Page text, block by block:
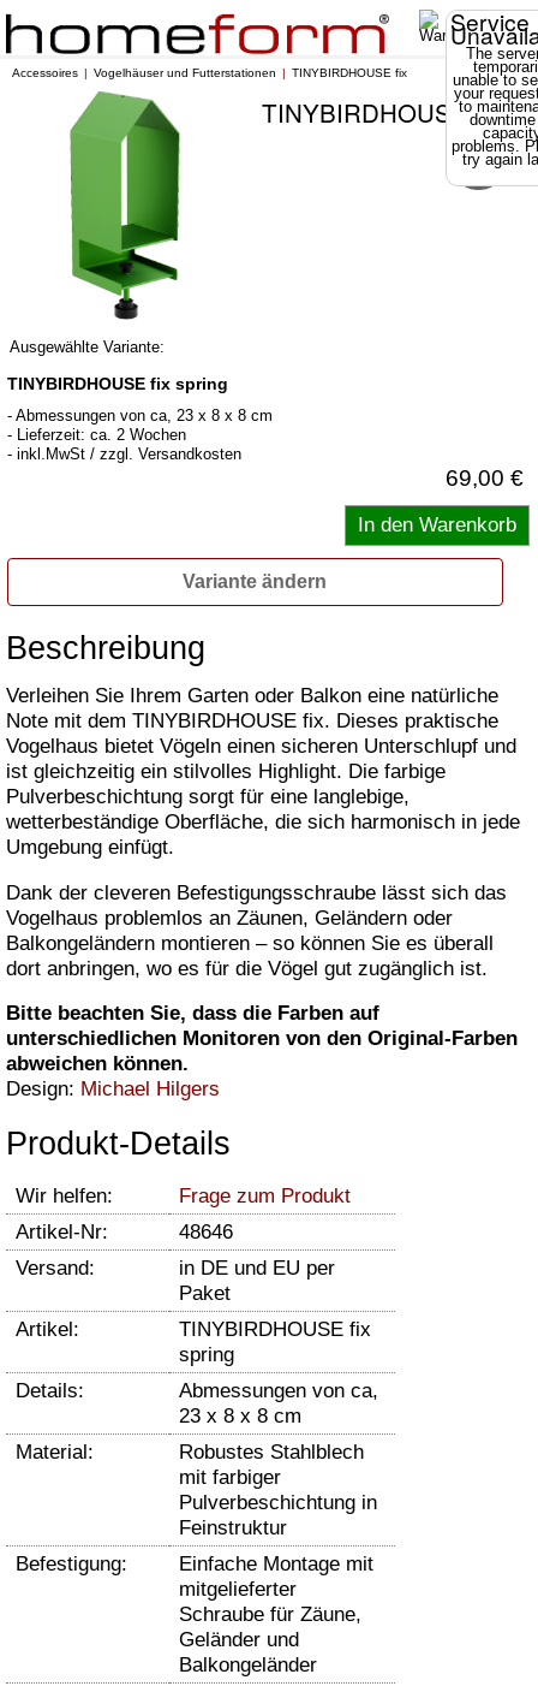
Service
The
unable to
your
to
problems.
try again
Accessoires Vogelhäuser und Futterstationen TINYBIRDHOUSE fix
TINYBIRDHOUSE fix
Ausgewählte Variante:
TINYBIRDHOUSE fix spring
- Abmessungen von ca, 23 x 8 x 8 cm
- Lieferzeit: ca. 2 Wochen
- inkl.MwSt / zzgl. Versandkosten
69,00 €
Variante ändern
Beschreibung
Verleihen Sie Ihrem Garten oder Balkon eine natürliche
Note mit dem TINYBIRDHOUSE fix. Dieses praktische
Vogelhaus bietet Vögeln einen sicheren Unterschlupf und
ist gleichzeitig ein stilvolles Highlight. Die farbige
Pulverbeschichtung sorgt für eine langlebige,
wetterbeständige Oberfläche, die sich harmonisch in jede
Umgebung einfügt.
Dank der cleveren Befestigungsschraube lässt sich das
Vogelhaus problemlos an Zäunen, Geländern oder
Balkongeländern montieren – so können Sie es überall
dort anbringen, wo es für die Vögel gut zugänglich ist.
Bitte beachten Sie, dass die Farben auf
unterschiedlichen Monitoren von den Original-Farben
abweichen können.
Design: Michael Hilgers
Produkt-Details
Wir helfen:
Frage zum Produkt
Artikel-Nr:
48646
Versand:
in DE und EU per
Paket
Artikel:
TINYBIRDHOUSE fix
spring
Details:
Abmessungen von ca,
23 x 8 x 8 cm
Material:
Robustes Stahlblech
mit farbiger
Pulverbeschichtung in
Feinstruktur
Befestigung:
Einfache Montage mit
mitgelieferter
Schraube für Zäune,
Geländer und
Balkongeländer